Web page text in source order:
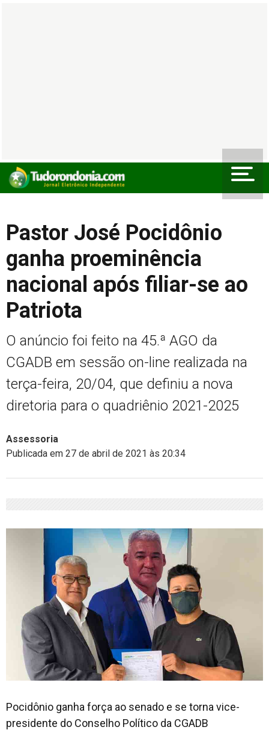
Pastor José Pocidônio
ganha proeminência
nacional após filiar-se ao
Patriota
O anúncio foi feito na 45.ª AGO da
CGADB em sessão on-line realizada na
terça-feira, 20/04, que definiu a nova
diretoria para o quadriênio 2021-2025
Assessoria
Publicada em 27 de abril de 2021 às 20:34
Pocidônio ganha força ao senado e se torna vice-
presidente do Conselho Político da CGADB